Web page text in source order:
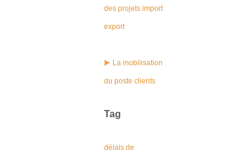
des projets import
export
La mobilisation
du poste clients
Tag
délais de